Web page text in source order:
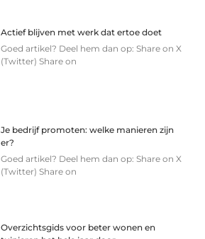
Actief blijven met werk dat ertoe doet
Goed artikel? Deel hem dan op: Share on X
(Twitter) Share on
Je bedrijf promoten: welke manieren zijn
er?
Goed artikel? Deel hem dan op: Share on X
(Twitter) Share on
Overzichtsgids voor beter wonen en